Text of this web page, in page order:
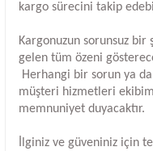
kargo sürecini takip
Kargonuzun sorunsuz bir
gelen tüm özeni
Herhangi bir sorun ya
müşteri hizmetleri
memnuniyet duyacaktır.
İlginiz ve güveniniz için